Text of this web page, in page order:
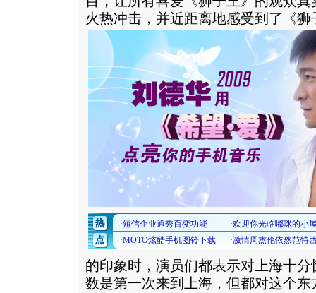
火热冲击，并近距离地感受到了《
的印象时，演员们都表示对上海十
数是第一次来到上海，但都对这个